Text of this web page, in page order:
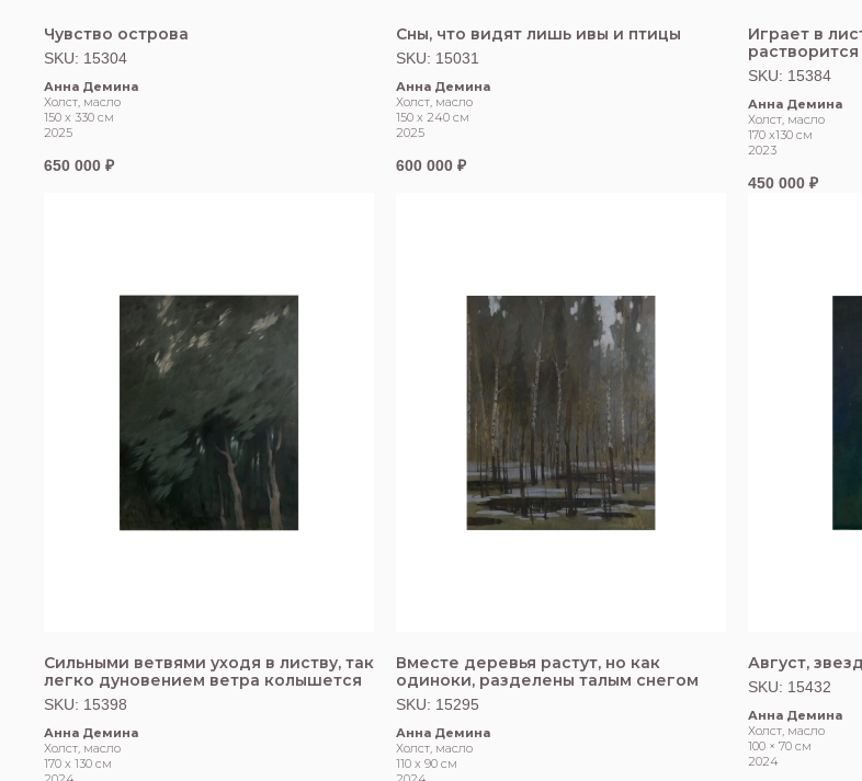
Чувство острова
SKU: 15304
Анна Демина
Холст, масло
150 х 330 см
2025
650 000 ₽
Сны, что видят лишь ивы и птицы
SKU: 15031
Анна Демина
Холст, масло
150 х 240 см
2025
600 000 ₽
Играет в
SKU: 15384
Анна Демина
Холст, масло
170 х130 см
2023
450 000 ₽
Сильными ветвями уходя в листву, так
легко дуновением ветра колышется
SKU: 15398
Анна Демина
Холст, масло
170 х 130 см
Вместе деревья растут, но как
одиноки, разделены талым снегом
SKU: 15295
Анна Демина
Холст, масло
110 х 90 см
Август,
SKU: 15432
Анна Демина
Холст, масло
100 × 70 см
2024